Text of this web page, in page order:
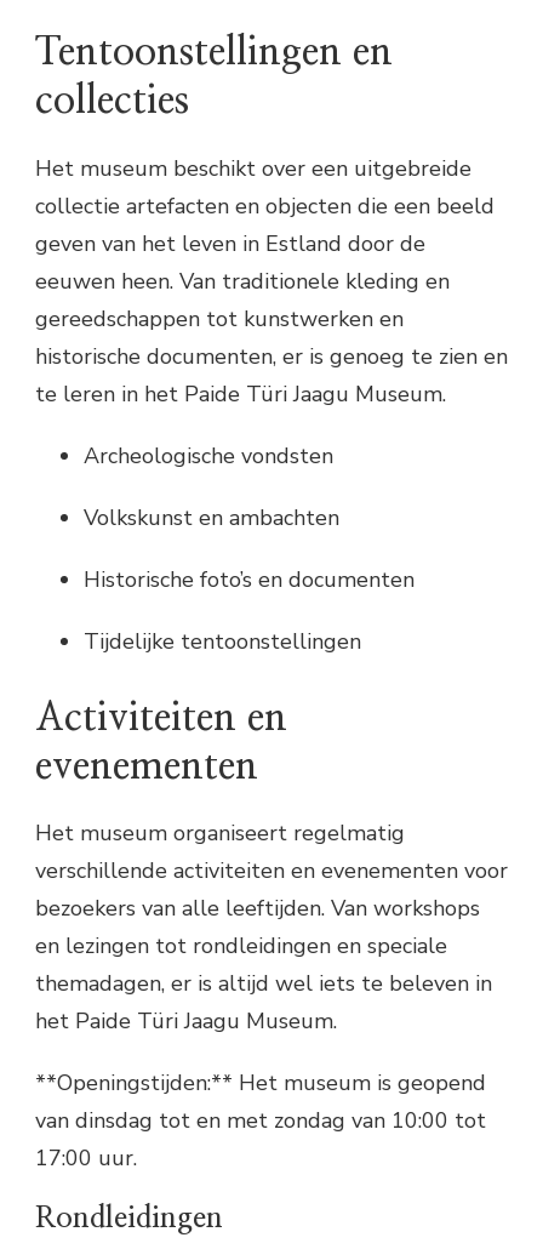
Tentoonstellingen en
collecties
Het museum beschikt over een uitgebreide
collectie artefacten en objecten die een beeld
geven van het leven in Estland door de
eeuwen heen. Van traditionele kleding en
gereedschappen tot kunstwerken en
historische documenten, er is genoeg te zien en
te leren in het Paide Türi Jaagu Museum.
Archeologische vondsten
Volkskunst en ambachten
Historische foto’s en documenten
Tijdelijke tentoonstellingen
Activiteiten en
evenementen
Het museum organiseert regelmatig
verschillende activiteiten en evenementen voor
bezoekers van alle leeftijden. Van workshops
en lezingen tot rondleidingen en speciale
themadagen, er is altijd wel iets te beleven in
het Paide Türi Jaagu Museum.
**Openingstijden:** Het museum is geopend
van dinsdag tot en met zondag van 10:00 tot
17:00 uur.
Rondleidingen